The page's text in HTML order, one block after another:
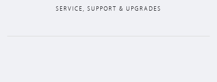
SERVICE, SUPPORT & UPGRADES